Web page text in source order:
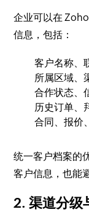
企业可以在
信息，包括：
客户名称、
所属区域、
合作状态、
历史订单、
合同、报价
统一客户档案的
客户信息，也能
2. 渠道分级